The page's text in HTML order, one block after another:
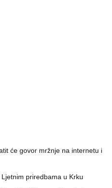
će govor mržnje na internetu i
priredbama u Krku